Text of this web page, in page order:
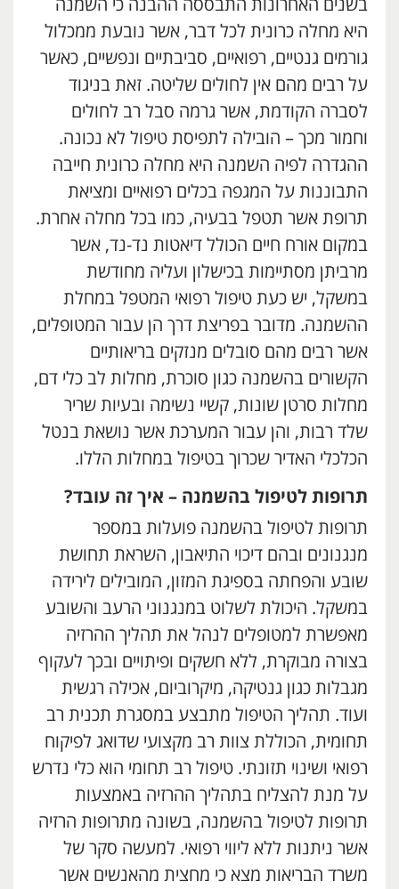
בשנים האחרונות התבססה ההבנה כי השמנה
היא מחלה כרונית לכל דבר, אשר נובעת ממכלול
גורמים גנטיים, רפואיים, סביבתיים ונפשיים, כאשר
על רבים מהם אין לחולים שליטה. זאת בניגוד
לסברה הקודמת, אשר גרמה סבל רב לחולים
וחמור מכך – הובילה לתפיסת טיפול לא נכונה.
ההגדרה לפיה השמנה היא מחלה כרונית חייבה
התבוננות על המגפה בכלים רפואיים ומציאת
תרופת אשר תטפל בבעיה, כמו בכל מחלה אחרת.
במקום אורח חיים הכולל דיאטות נד-נד, אשר
מרביתן מסתיימות בכישלון ועליה מחודשת
במשקל, יש כעת טיפול רפואי המטפל במחלת
ההשמנה. מדובר בפריצת דרך הן עבור המטופלים,
אשר רבים מהם סובלים מנזקים בריאותיים
הקשורים בהשמנה כגון סוכרת, מחלות לב כלי דם,
מחלות סרטן שונות, קשיי נשימה ובעיות שריר
שלד רבות, והן עבור המערכת אשר נושאת בנטל
הכלכלי האדיר שכרוך בטיפול במחלות הללו.
תרופות לטיפול בהשמנה – איך זה עובד?
תרופות לטיפול בהשמנה פועלות במספר
מנגנונים ובהם דיכוי התיאבון, השראת תחושת
שובע והפחתה בספיגת המזון, המובילים לירידה
במשקל. היכולת לשלוט במנגנוני הרעב והשובע
מאפשרת למטופלים לנהל את תהליך ההרזיה
בצורה מבוקרת, ללא חשקים ופיתויים ובכך לעקוף
מגבלות כגון גנטיקה, מיקרוביום, אכילה רגשית
ועוד. תהליך הטיפול מתבצע במסגרת תכנית רב
תחומית, הכוללת צוות רב מקצועי שדואג לפיקוח
רפואי ושינוי תזונתי. טיפול רב תחומי הוא כלי נדרש
על מנת להצליח בתהליך ההרזיה באמצעות
תרופות לטיפול בהשמנה, בשונה מתרופות הרזיה
אשר ניתנות ללא ליווי רפואי. למעשה סקר של
משרד הבריאות מצא כי מחצית מהאנשים אשר